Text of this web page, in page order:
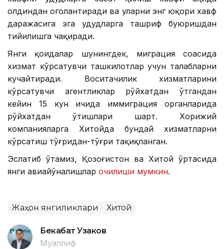
олдиндан огоҳлантиради ва уларни энг юқори хавф
даражасига эга ҳудудларга ташриф буюришдан
тийилишга чақиради.
Янги қоидалар шунингдек, миграция соҳасида
хизмат кўрсатувчи ташкилотлар учун талабларни
кучайтиради. Воситачилик хизматларини
кўрсатувчи агентликлар рўйхатдан ўтгандан
кейин 15 кун ичида иммиграция органларида
рўйхатдан ўтишлари шарт. Хорижий
компанияларга Хитойда бундай хизматларни
кўрсатиш тўғридан-тўғри тақиқланган.
Эслатиб ўтамиз, Қозоғистон ва Хитой ўртасида
янги авиайўналишлар очилиши мумкин.
Жаҳон янгиликлари Хитой
Бекабат Узаков
Муаллиф